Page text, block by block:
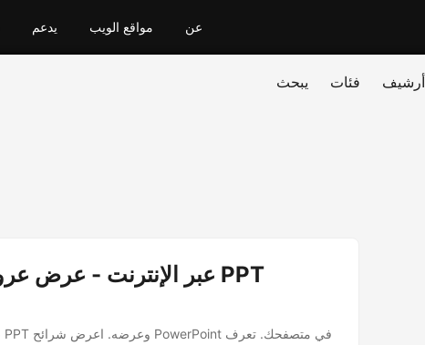
يدعم مواقع الويب عن
يبحث فئات أرشيف